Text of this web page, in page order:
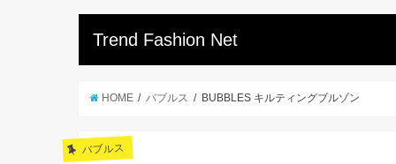
Trend Fashion Net
HOME バブルス BUBBLES キルティングブルゾン
バブルス